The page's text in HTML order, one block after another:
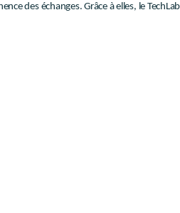
des échanges. Grâce à elles, le